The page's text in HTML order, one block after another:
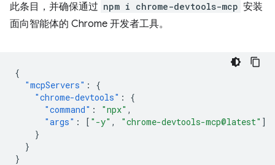
此条目，并确保通过 npm i chrome-devtools-mcp 安装
面向智能体的 Chrome 开发者工具。
{
"mcpServers" :
{
"chrome-devtools" :
{
"command" : "npx" ,
"args" : [ "-y" , "chrome-devtools-mcp@latest" ]
}
}
}